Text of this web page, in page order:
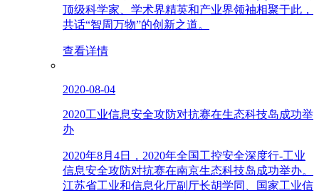
顶级科学家、学术界精英和产业界领袖相聚于此，
共话“智周万物”的创新之道。
查看详情
2020-08-04
2020工业信息安全攻防对抗赛在生态科技岛成功举
办
2020年8月4日，2020年全国工控安全深度行-工业
信息安全攻防对抗赛在南京生态科技岛成功举办。
江苏省工业和信息化厅副厅长胡学同、国家工业信